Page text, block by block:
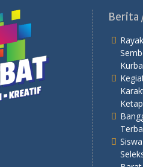
Berita